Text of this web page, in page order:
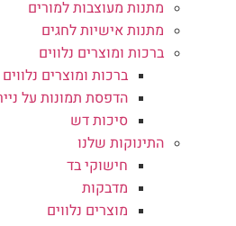
מתנות מעוצבות למורים
מתנות אישיות לחגים
ברכות ומוצרים נלווים
ברכות ומוצרים נלווים
הדפסת תמונות על נייר
סיכות דש
התינוקות שלנו
חישוקי בד
מדבקות
מוצרים נלווים